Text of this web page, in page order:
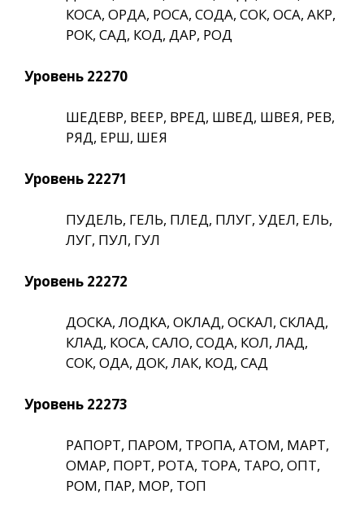
КОСА, ОРДА, РОСА, СОДА, СОК, ОСА, АКР,
РОК, САД, КОД, ДАР, РОД
Уровень 22270
ШЕДЕВР, ВЕЕР, ВРЕД, ШВЕД, ШВЕЯ, РЕВ,
РЯД, ЕРШ, ШЕЯ
Уровень 22271
ПУДЕЛЬ, ГЕЛЬ, ПЛЕД, ПЛУГ, УДЕЛ, ЕЛЬ,
ЛУГ, ПУЛ, ГУЛ
Уровень 22272
ДОСКА, ЛОДКА, ОКЛАД, ОСКАЛ, СКЛАД,
КЛАД, КОСА, САЛО, СОДА, КОЛ, ЛАД,
СОК, ОДА, ДОК, ЛАК, КОД, САД
Уровень 22273
РАПОРТ, ПАРОМ, ТРОПА, АТОМ, МАРТ,
ОМАР, ПОРТ, РОТА, ТОРА, ТАРО, ОПТ,
РОМ, ПАР, МОР, ТОП